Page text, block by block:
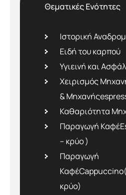
Θεματικές Ενότητες
Ιστορική
Ειδή του καρπού
Υγιεινή και
Χειρισμός
&
Καθαριότητα
Παραγωγή
– κρύο )
Παραγωγή
κρύο)